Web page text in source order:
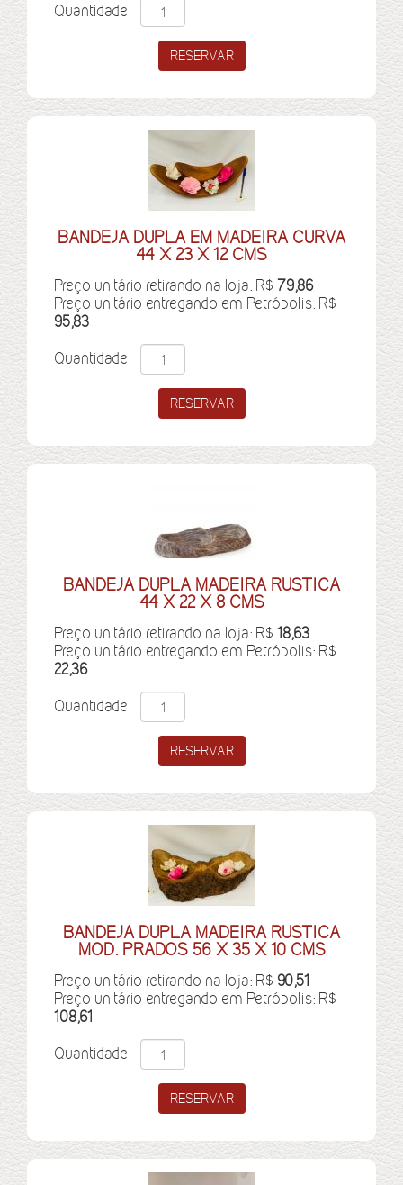
Quantidade
BANDEJA DUPLA EM MADEIRA CURVA
44 X 23 X 12 CMS
Preço unitário retirando na loja: R$ 79,86
Preço unitário entregando em Petrópolis: R$
95,83
Quantidade
BANDEJA DUPLA MADEIRA RUSTICA
44 X 22 X 8 CMS
Preço unitário retirando na loja: R$ 18,63
Preço unitário entregando em Petrópolis: R$
22,36
Quantidade
BANDEJA DUPLA MADEIRA RUSTICA
MOD. PRADOS 56 X 35 X 10 CMS
Preço unitário retirando na loja: R$ 90,51
Preço unitário entregando em Petrópolis: R$
108,61
Quantidade